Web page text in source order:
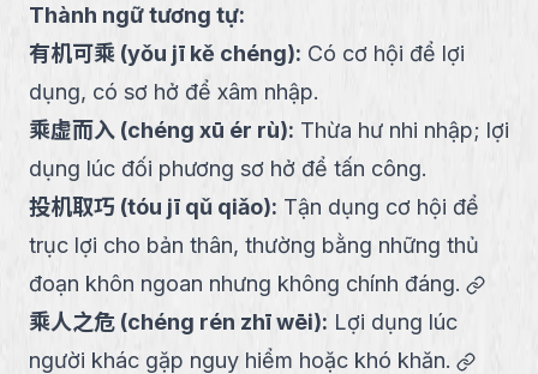
Thành ngữ tương tự:
有机可乘 (yǒu jī kě chéng): Có cơ hội để lợi
dụng, có sơ hở để xâm nhập.
乘虚而入 (chéng xū ér rù): Thừa hư nhi nhập; lợi
dụng lúc đối phương sơ hở để tấn công.
投机取巧 (tóu jī qǔ qiǎo): Tận dụng cơ hội để
trục lợi cho bản thân, thường bằng những thủ
đoạn khôn ngoan nhưng không chính đáng.
link
乘人之危 (chéng rén zhī wēi): Lợi dụng lúc
người khác gặp nguy hiểm hoặc khó khăn.
link